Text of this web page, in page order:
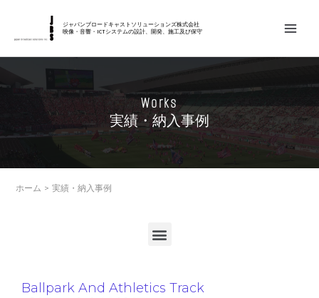
キ
ジャパンブロードキャストソリューションズ株式会社
映像・音響・ICTシステムの設計、開発、施工及び保守
Works
実績・納入事例
ホーム 実績・納入事例
メ
ー
Ballpark And Athletics Track